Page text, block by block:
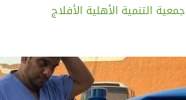
جمعية التنمية الأهلية الأفلاج